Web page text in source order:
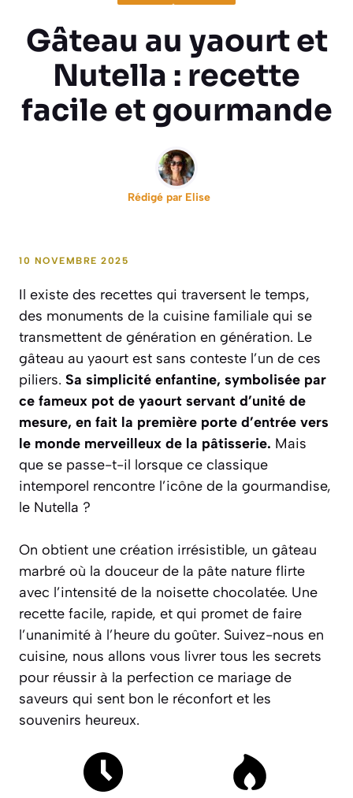
Gâteau au yaourt et
Nutella : recette
facile et gourmande
Rédigé par Elise
10 NOVEMBRE 2025
Il existe des recettes qui traversent le temps,
des monuments de la cuisine familiale qui se
transmettent de génération en génération. Le
gâteau au yaourt est sans conteste l’un de ces
piliers. Sa simplicité enfantine, symbolisée par
ce fameux pot de yaourt servant d’unité de
mesure, en fait la première porte d’entrée vers
le monde merveilleux de la pâtisserie. Mais
que se passe-t-il lorsque ce classique
intemporel rencontre l’icône de la gourmandise,
le Nutella ?
On obtient une création irrésistible, un gâteau
marbré où la douceur de la pâte nature flirte
avec l’intensité de la noisette chocolatée. Une
recette facile, rapide, et qui promet de faire
l’unanimité à l’heure du goûter. Suivez-nous en
cuisine, nous allons vous livrer tous les secrets
pour réussir à la perfection ce mariage de
saveurs qui sent bon le réconfort et les
souvenirs heureux.